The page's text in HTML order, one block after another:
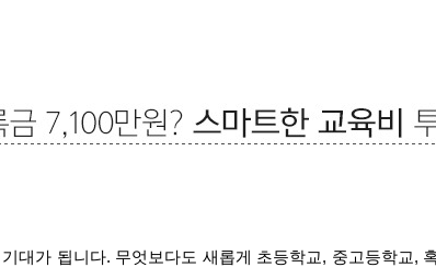
대가 됩니다. 무엇보다도 새롭게 초등학교, 중고등학교,